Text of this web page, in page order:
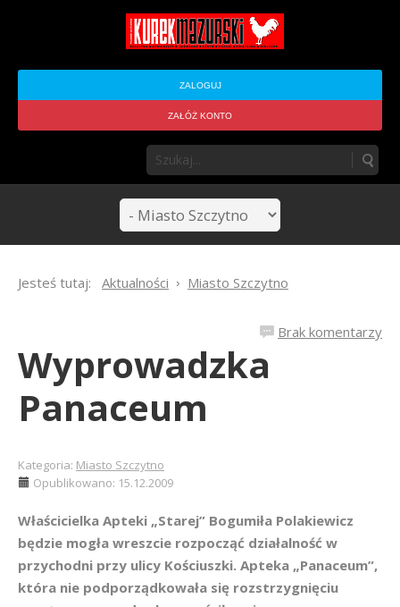
ZALOGUJ
ZAŁÓŻ KONTO
Jesteś tutaj: Aktualności Miasto Szczytno
Brak komentarzy
Wyprowadzka
Panaceum
Kategoria: Miasto Szczytno
Opublikowano: 15.12.2009
Właścicielka Apteki „Starej” Bogumiła Polakiewicz
będzie mogła wreszcie rozpocząć działalność w
przychodni przy ulicy Kościuszki. Apteka „Panaceum”,
która nie podporządkowała się rozstrzygnięciu